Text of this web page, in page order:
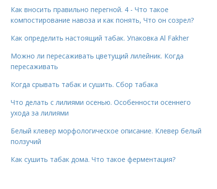
Как вносить правильно перегной. 4 - Что такое
компостирование навоза и как понять, Что он созрел?
Как определить настоящий табак. Упаковка Al Fakher
Можно ли пересаживать цветущий лилейник. Когда
пересаживать
Когда срывать табак и сушить. Сбор табака
Что делать с лилиями осенью. Особенности осеннего
ухода за лилиями
Белый клевер морфологическое описание. Клевер белый
ползучий
Как сушить табак дома. Что такое ферментация?